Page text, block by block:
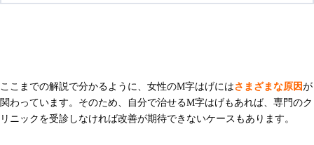
ここまでの解説で分かるように、女性のM字はげにはさまざまな原因が
関わっています。そのため、自分で治せるM字はげもあれば、専門のク
リニックを受診しなければ改善が期待できないケースもあります。